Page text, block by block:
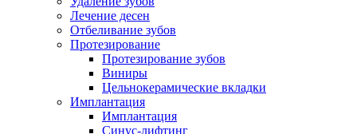
Лечение десен
Отбеливание зубов
Протезирование
Протезирование зубов
Виниры
Цельнокерамические вкладки
Имплантация
Имплантация
Синус-лифтинг